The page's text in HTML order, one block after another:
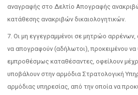
αναγραφής στο Δελτίο Απογραφής
κατάθεσης ανακριβών δικαιολογητικών.
7. Οι μη εγγεγραμμένοι σε μητρώο αρρένων,
να απογραφούν (αδήλωτοι), προκειμένου
εμπροθέσμως καταθέσαντες, οφείλουν
υποβάλουν στην αρμόδια Στρατολογική
αρμόδιας υπηρεσίας, από την οποία να